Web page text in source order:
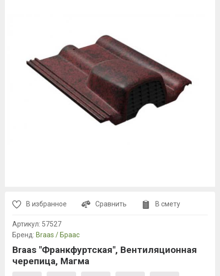
В избранное Сравнить В смету
Артикул: 57527
Бренд: Braas / Браас
Braas "Франкфуртская", Вентиляционная
черепица, Магма